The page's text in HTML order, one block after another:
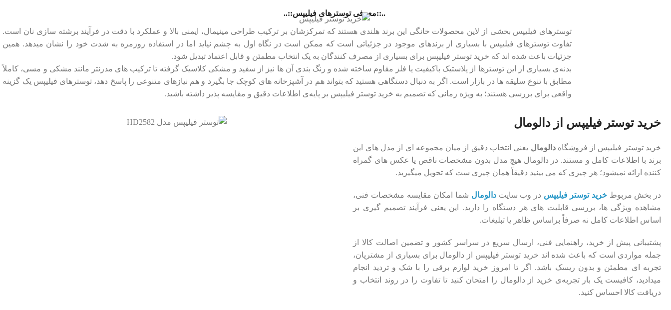
..::معرفی توسترهای فیلیپس::..
توسترهای فیلیپس بخشی از لاین محصولات خانگی این برند هلندی هستند که تمرکزشان بر ترکیب طراحی مینیمال، ایمنی بالا و عملکرد با دقت در فرآیند برشته ‌سازی نان است.
تفاوت توسترهای فیلیپس با بسیاری از برندهای موجود در جزئیاتی است که ممکن است در نگاه اول به چشم نیاید اما در استفاده روزمره به‌ شدت خود را نشان میدهد. همین
جزئیات باعث شده ‌اند که خرید توستر فیلیپس برای بسیاری از مصرف ‌کنندگان به یک انتخاب مطمئن و قابل اعتماد تبدیل شود.
بدنه‌ی بسیاری از این توسترها از پلاستیک باکیفیت یا فلز مقاوم ساخته شده و رنگ ‌بندی آن ‌ها نیز از سفید و مشکی کلاسیک گرفته تا ترکیب ‌های مدرنتر مانند مشکی و مسی، کاملاً
مطابق با تنوع سلیقه ‌ها در بازار است. اگر به ‌دنبال دستگاهی هستید که بتواند هم در آشپزخانه‌ های کوچک جا بگیرد و هم نیازهای متنوعی را پاسخ دهد، توسترهای فیلیپس یک گزینه‌
واقعی برای بررسی هستند؛ به ‌ویژه زمانی‌ که تصمیم به خرید توستر فیلیپس بر پایه‌ی اطلاعات دقیق و مقایسه‌ پذیر داشته باشید.
خرید توستر فیلیپس از دالومال
خرید توستر فیلیپس از فروشگاهدالومال یعنی انتخاب دقیق از میان مجموعه ‌ای از مدل‌ های این
برند با اطلاعات کامل و مستند. در دالومال هیچ مدل بدون مشخصات ناقص یا عکس ‌های گمراه‌
کننده ارائه نمیشود؛ هر چیزی که می ‌بینید دقیقاً همان چیزی ‌ست که تحویل میگیرید.
در بخش مربوطخرید توستر فیلیپس در وب سایتدالومال شما امکان مقایسه مشخصات فنی،
مشاهده ویژگی ‌ها، بررسی قابلیت ‌های هر دستگاه را دارید. این یعنی فرآیند تصمیم ‌گیری بر
اساس اطلاعات کامل نه صرفاً براساس ظاهر یا تبلیغات.
پشتیبانی پیش از خرید، راهنمایی فنی، ارسال سریع در سراسر کشور و تضمین اصالت کالا از
جمله مواردی ا‌ست که باعث شده‌ اند خرید توستر فیلیپس از دالومال برای بسیاری از مشتریان،
تجربه ‌ای مطمئن و بدون ریسک باشد. اگر تا امروز خرید لوازم برقی را با شک و تردید انجام
میدادید، کافیست یک بار تجربه‌ی خرید از دالومال را امتحان کنید تا تفاوت را در روند انتخاب و
دریافت کالا احساس کنید.